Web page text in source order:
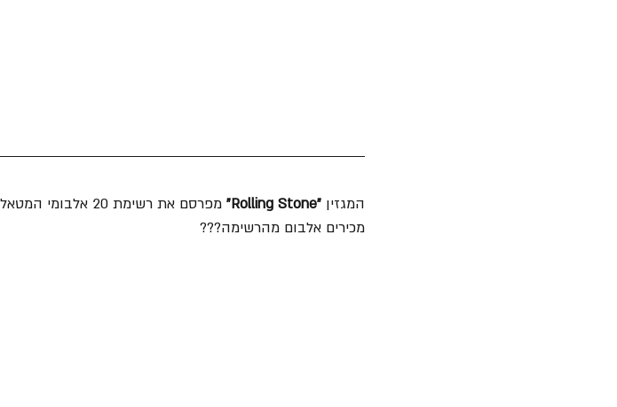
המגזין "Rolling Stone"
מפרסם את רשימת 20 אלבומי המטאל הטובים ביותר שיצאו ב-2024.
מכירים אלבום מהרשימה???